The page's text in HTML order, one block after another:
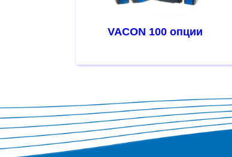
VACON 100 опции